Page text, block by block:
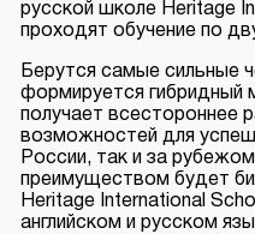
русской школе Heritage
проходят обучение по
Берутся самые сильные
формируется гибридный
получает всестороннее
возможностей для
России, так и за
преимуществом будет
Heritage International
английском и русском